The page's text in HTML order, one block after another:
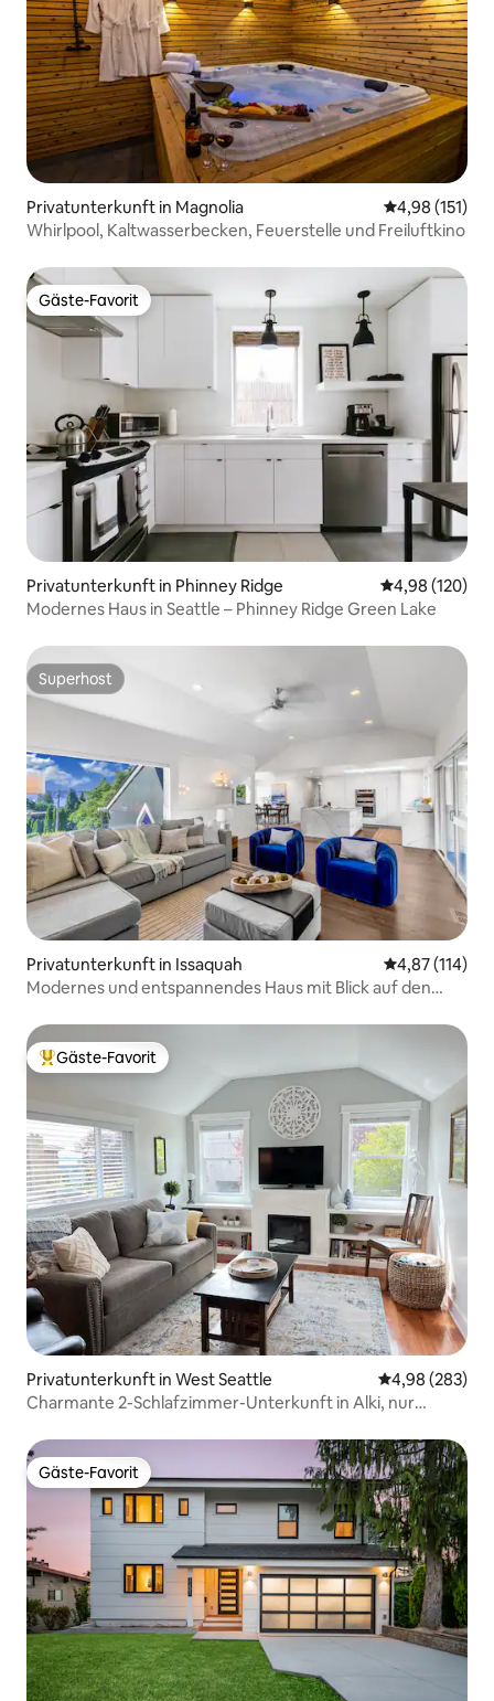
Abende sind ruhig und entspannend.
Privatunterkunft in Magnolia
4,98 (151)
Whirlpool, Kaltwasserbecken, Feuerstelle und Freiluftkino
Gäste-Favorit
Gäste-Favorit
Privatunterkunft in Phinney Ridge
4,98 (120)
Modernes Haus in Seattle – Phinney Ridge Green Lake
Superhost
Superhost
Privatunterkunft in Issaquah
4,87 (114)
Modernes und entspannendes Haus mit Blick auf den
Beliebter Gäste-Favorit.
Gäste-Favorit
Privatunterkunft in West Seattle
4,98 (283)
Charmante 2-Schlafzimmer-Unterkunft in Alki, nur
Gäste-Favorit
Gäste-Favorit